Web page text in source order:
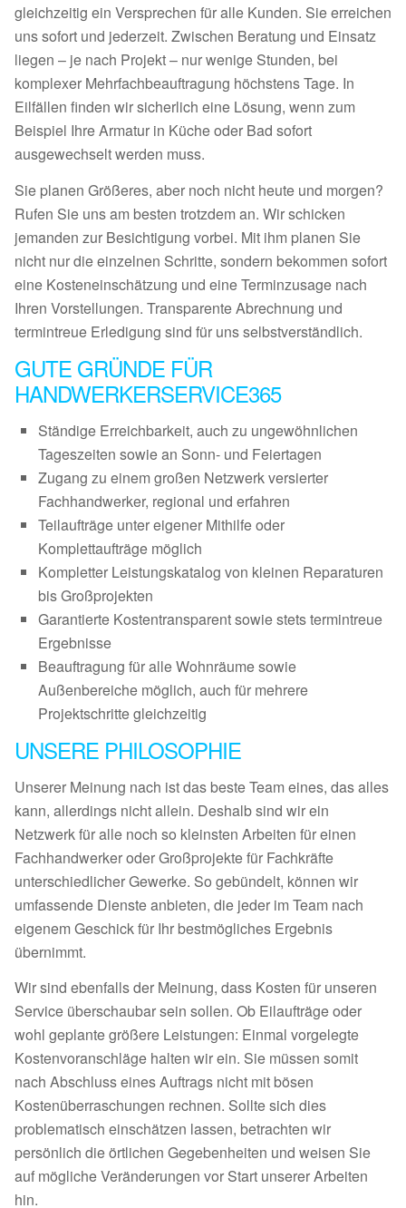
gleichzeitig ein Versprechen für alle Kunden. Sie erreichen
uns sofort und jederzeit. Zwischen Beratung und Einsatz
liegen – je nach Projekt – nur wenige Stunden, bei
komplexer Mehrfachbeauftragung höchstens Tage. In
Eilfällen finden wir sicherlich eine Lösung, wenn zum
Beispiel Ihre Armatur in Küche oder Bad sofort
ausgewechselt werden muss.
Sie planen Größeres, aber noch nicht heute und morgen?
Rufen Sie uns am besten trotzdem an. Wir schicken
jemanden zur Besichtigung vorbei. Mit ihm planen Sie
nicht nur die einzelnen Schritte, sondern bekommen sofort
eine Kosteneinschätzung und eine Terminzusage nach
Ihren Vorstellungen. Transparente Abrechnung und
termintreue Erledigung sind für uns selbstverständlich.
GUTE GRÜNDE FÜR
HANDWERKERSERVICE365
Ständige Erreichbarkeit, auch zu ungewöhnlichen
Tageszeiten sowie an Sonn- und Feiertagen
Zugang zu einem großen Netzwerk versierter
Fachhandwerker, regional und erfahren
Teilaufträge unter eigener Mithilfe oder
Komplettaufträge möglich
Kompletter Leistungskatalog von kleinen Reparaturen
bis Großprojekten
Garantierte Kostentransparent sowie stets termintreue
Ergebnisse
Beauftragung für alle Wohnräume sowie
Außenbereiche möglich, auch für mehrere
Projektschritte gleichzeitig
UNSERE PHILOSOPHIE
Unserer Meinung nach ist das beste Team eines, das alles
kann, allerdings nicht allein. Deshalb sind wir ein
Netzwerk für alle noch so kleinsten Arbeiten für einen
Fachhandwerker oder Großprojekte für Fachkräfte
unterschiedlicher Gewerke. So gebündelt, können wir
umfassende Dienste anbieten, die jeder im Team nach
eigenem Geschick für Ihr bestmögliches Ergebnis
übernimmt.
Wir sind ebenfalls der Meinung, dass Kosten für unseren
Service überschaubar sein sollen. Ob Eilaufträge oder
wohl geplante größere Leistungen: Einmal vorgelegte
Kostenvoranschläge halten wir ein. Sie müssen somit
nach Abschluss eines Auftrags nicht mit bösen
Kostenüberraschungen rechnen. Sollte sich dies
problematisch einschätzen lassen, betrachten wir
persönlich die örtlichen Gegebenheiten und weisen Sie
auf mögliche Veränderungen vor Start unserer Arbeiten
hin.